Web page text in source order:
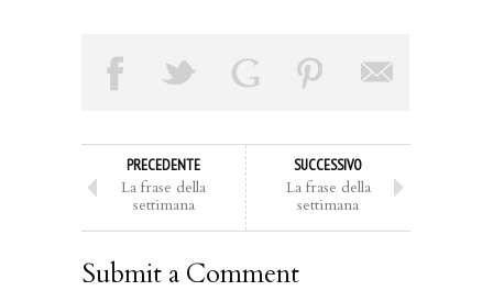
PRECEDENTE
La frase della
settimana
SUCCESSIVO
La frase della
settimana
Submit a Comment